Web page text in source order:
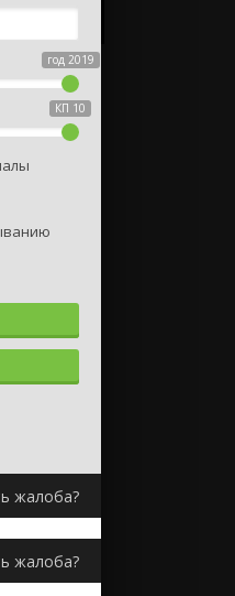
год 2019
КП 10
жалоба?
жалоба?